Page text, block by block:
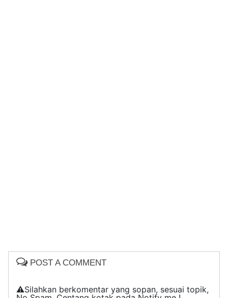
POST A COMMENT
⚠️Silahkan berkomentar yang sopan, sesuai topik,